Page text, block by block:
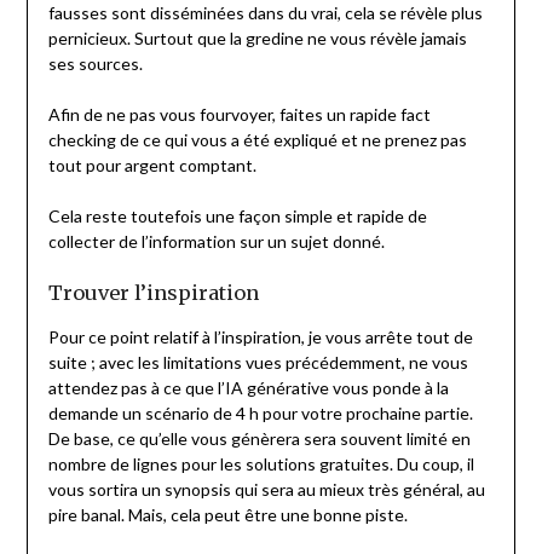
fausses sont disséminées dans du vrai, cela se révèle plus
pernicieux. Surtout que la gredine ne vous révèle jamais
ses sources.
Afin de ne pas vous fourvoyer, faites un rapide fact
checking de ce qui vous a été expliqué et ne prenez pas
tout pour argent comptant.
Cela reste toutefois une façon simple et rapide de
collecter de l’information sur un sujet donné.
Trouver l’inspiration
Pour ce point relatif à l’inspiration, je vous arrête tout de
suite ; avec les limitations vues précédemment, ne vous
attendez pas à ce que l’IA générative vous ponde à la
demande un scénario de 4 h pour votre prochaine partie.
De base, ce qu’elle vous génèrera sera souvent limité en
nombre de lignes pour les solutions gratuites. Du coup, il
vous sortira un synopsis qui sera au mieux très général, au
pire banal. Mais, cela peut être une bonne piste.